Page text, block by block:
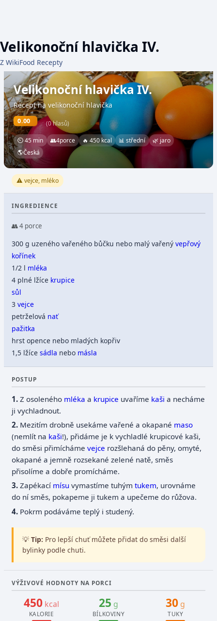
Velikonoční hlavička IV.
Z WikiFood Recepty
Velikonoční hlavička IV.
Recept na velikonoční hlavička
0.00 (0 hlasů)
⏲ 45 min 👥4porce 🔥 450 kcal 📊 střední
🌿 jaro
🌎Česká
⚠️ vejce, mléko
INGREDIENCE
👥 4 porce
300 g uzeného vařeného bůčku nebo malý vařenývepřový
kořínek
1/2 l mléka
4 plné lžíce krupice
sůl
3vejce
petrželová nať
pažitka
hrst opence nebo mladých kopřiv
1,5 lžícesádla nebo másla
POSTUP
Z osoleného mléka a krupice uvaříme kaši a necháme
ji vychladnout.
Mezitím drobně usekáme vařené a okapané maso
(nemlít na kaši!), přidáme je k vychladlé krupicové kaši,
do směsi přimíchámevejce rozšlehaná do pěny, omyté,
okapané a jemně rozsekané zelené natě, směs
přisolíme a dobře promícháme.
Zapékací mísu vymastíme tuhýmtukem, urovnáme
do ní směs, pokapeme ji tukem a upečeme do růžova.
Pokrm podáváme teplý i studený.
💡 Tip: Pro lepší chuť můžete přidat do směsi další
bylinky podle chuti.
VÝŽIVOVÉ HODNOTY NA PORCI
450 kcal
KALORIE
25 g
BÍLKOVINY
30 g
TUKY